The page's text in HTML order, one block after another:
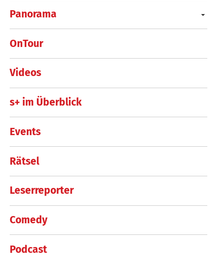
Panorama
OnTour
Videos
s+ im Überblick
Events
Rätsel
Leserreporter
Comedy
Podcast